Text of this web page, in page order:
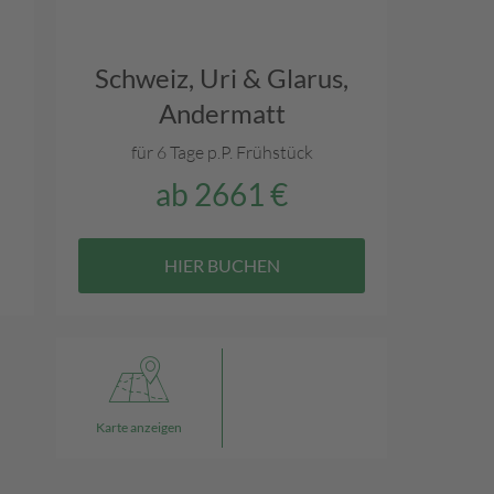
Schweiz, Uri & Glarus,
Andermatt
für 6 Tage p.P. Frühstück
ab 2661 €
HIER BUCHEN
Karte anzeigen